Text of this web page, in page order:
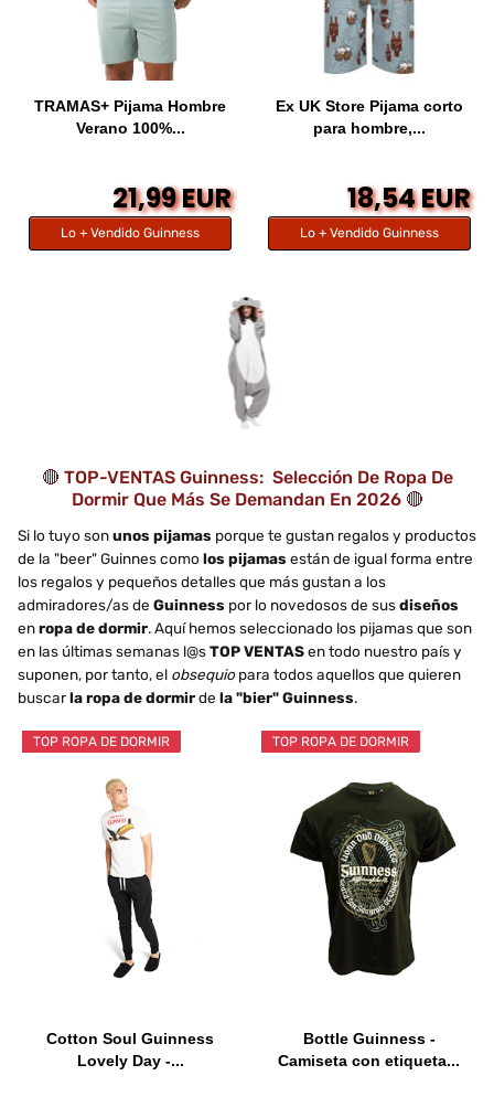
TRAMAS+ Pijama Hombre
Verano 100%...
21,99 EUR
Lo + Vendido Guinness
Ex UK Store Pijama corto
para hombre,...
18,54 EUR
Lo + Vendido Guinness
🔴 TOP-VENTAS Guinness: Selección De Ropa De
Dormir Que Más Se Demandan En 2026 🔴
Si lo tuyo sonunos pijamas porque te gustan regalos y productos
de la "beer" Guinnes comolos pijamas están de igual forma entre
los regalos y pequeños detalles que más gustan a los
admiradores/as de Guinness por lo novedosos de susdiseños
enropa de dormir. Aquí hemos seleccionado los pijamas que son
en las últimas semanas l@sTOP VENTASen todo nuestro país y
suponen, por tanto, el obsequiopara todos aquellos que quieren
buscarla ropa de dormirde la "bier" Guinness.
TOP ROPA DE DORMIR
Cotton Soul Guinness
Lovely Day -...
TOP ROPA DE DORMIR
Bottle Guinness -
Camiseta con etiqueta...